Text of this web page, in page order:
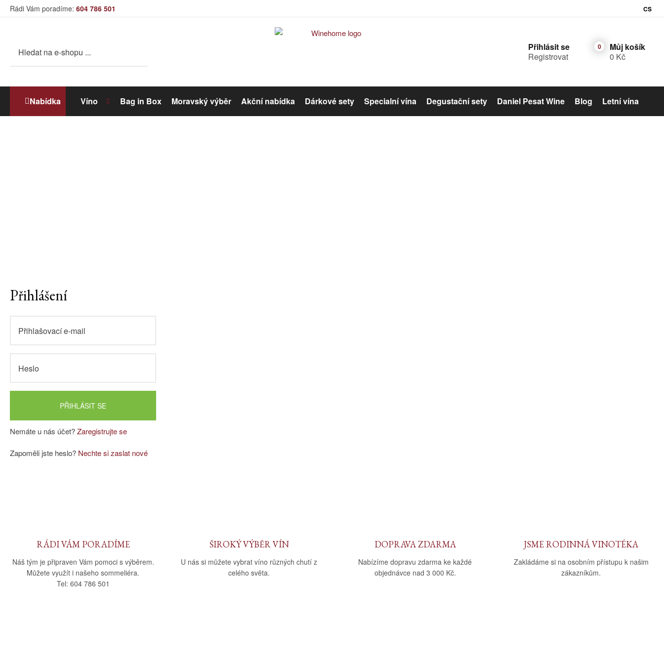
Rádi Vám poradíme: 604 786 501 CS
Přihlásit se
Registrovat
Můj košík
0 Kč
Nabídka Víno Bag in Box Moravský výběr Akční nabídka Dárkové sety Specialní vína Degustační sety Daniel Pesat Wine Blog Letní vína
Přihlášení
PŘIHLÁSIT SE
Nemáte u nás účet?Zaregistrujte se
Zapoměli jste heslo? Nechte si zaslat nové
RÁDI VÁM PORADÍME
Náš tým je připraven Vám pomoci s výběrem.
Můžete využít i našeho sommeliéra.
Tel: 604 786 501
ŠIROKÝ VÝBĚR VÍN
U nás si můžete vybrat víno různých chutí z
celého světa.
DOPRAVA ZDARMA
Nabízíme dopravu zdarma ke každé
objednávce nad 3 000 Kč.
JSME RODINNÁ VINOTÉKA
Zakládáme si na osobním přístupu k našim
zákazníkům.